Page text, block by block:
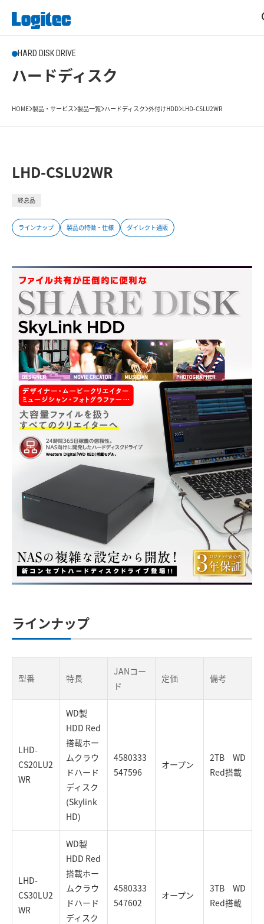
HARD DISK DRIVE
ハードディスク
HOME 製品・サービス 製品一覧 ハードディスク 外付けHDD LHD-CSLU2WR
LHD-CSLU2WR
終息品
ラインナップ 製品の特徴・仕様 ダイレクト通販
ラインナップ
型番 特長
JANコー
ド
定価 備考
LHD-
CS20LU2
WR
WD製
HDD Red
搭載ホー
ムクラウ
ドハード
ディスク
(Skylink
HD)
4580333
547596
オープン
2TB WD
Red搭載
LHD-
CS30LU2
WR
WD製
HDD Red
搭載ホー
ムクラウ
ドハード
ディスク
4580333
547602
オープン
3TB WD
Red搭載